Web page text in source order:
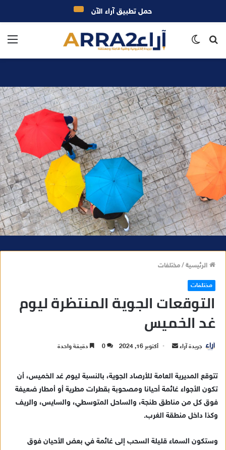
بحث
الرئيسية/مختلفات
مختلفات
التوقعات الجوية المنتظرة ليوم
غد الخميس
جريدة آراء
ي
ا
أكتوبر 16, 2024 0 دقيقة واحدة
تتوقع المديرية العامة للأرصاد الجوية، بالنسبة ليوم غد الخميس، أن
تكون الأجواء غائمة أحيانا ومصحوبة بقطرات مطرية أو أمطار ضعيفة
فوق كل من مناطق طنجة، والساحل المتوسطي، والسايس، والريف
وكذا داخل منطقة الغرب.
وستكون السماء قليلة السحب إلى غائمة في بعض الأحيان فوق
حمل تطبيق آراء الآن